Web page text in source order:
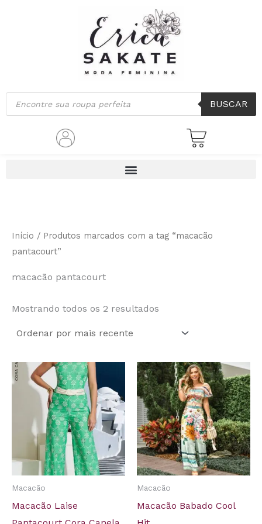
Pesquisar
produtos
BUSCAR
Início / Produtos marcados com a tag “macacão
pantacourt”
macacão pantacourt
Mostrando todos os 2 resultados
por
mais
recente
Macacão
Macacão Laise
Macacão
Macacão Babado Cool